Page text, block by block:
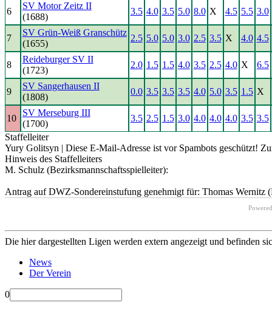
6
SV Motor Zeitz II
(1688)
3.5 4.0 3.5 5.0 8.0 X 4.5 5.5 3.0
7
SV Grün-Weiß Granschütz
(1655)
2.5 5.0 5.0 3.0 2.5 3.5 X 4.0 4.5
8
Reideburger SV II
(1723)
2.0 1.5 1.5 4.0 3.5 2.5 4.0 X 6.5
9
SV Sangerhausen II
(1808)
0.0 3.5 3.5 3.5 4.0 5.0 3.5 1.5 X
10
SV Merseburg III
(1700)
3.5 2.5 1.5 3.0 4.0 4.0 4.0 3.5 3.5
Staffelleiter
Yury Golitsyn | Diese E-Mail-Adresse ist vor Spambots geschützt!
Hinweis des Staffelleiters
M. Schulz (Bezirksmannschaftsspielleiter):
Antrag auf DWZ-Sondereinstufung genehmigt für: Thomas
Die hier dargestellten Ligen werden extern angezeigt und befinden
News
Der Verein
0